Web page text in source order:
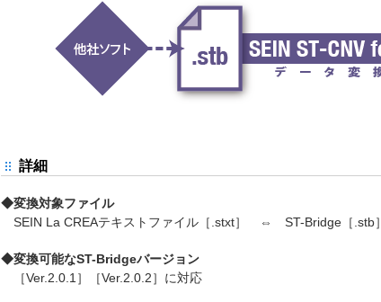
詳細
◆変換対象ファイル
SEIN La CREAテキストファイル［.stxt］ ⇔ ST-Bridge［.stb］
◆変換可能なST-Bridgeバージョン
［Ver.2.0.1］［Ver.2.0.2］に対応